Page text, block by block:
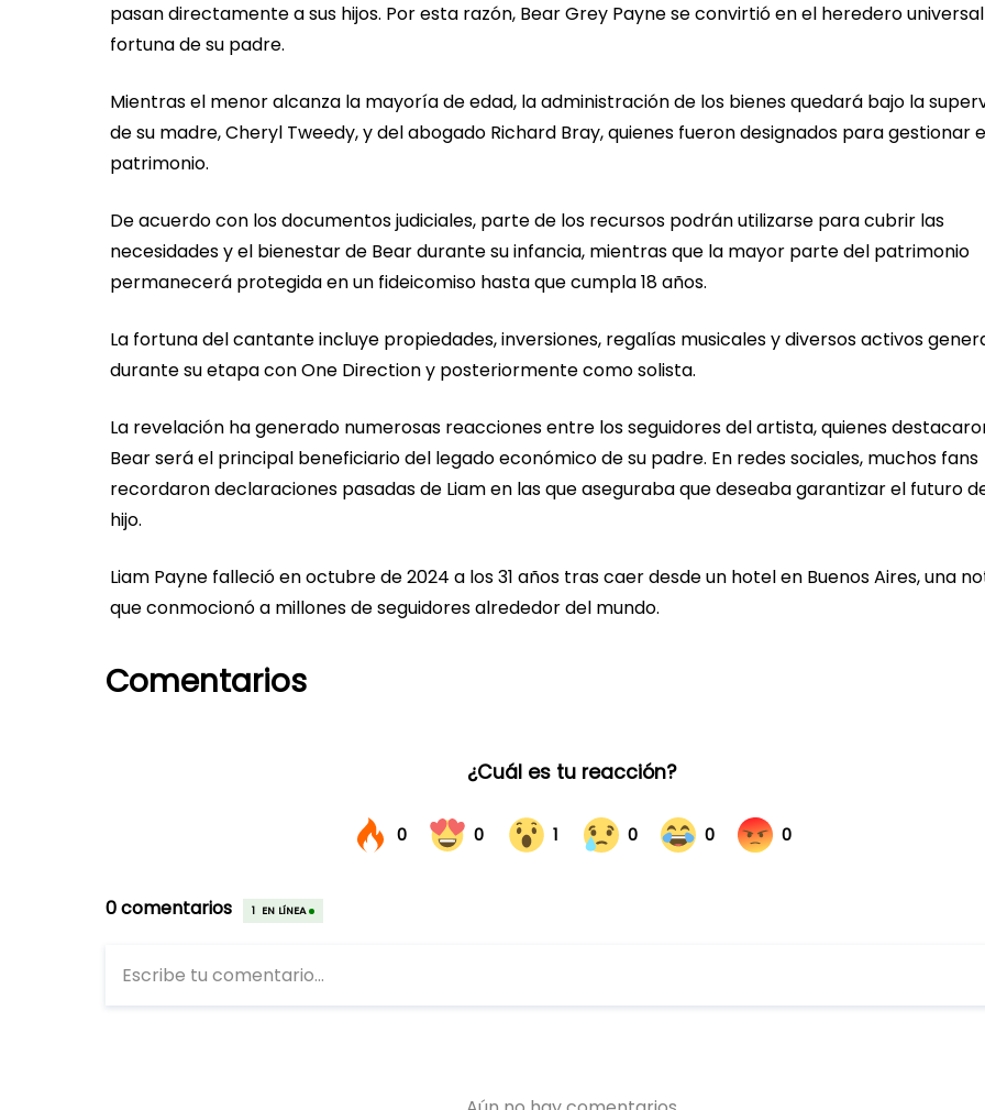
pasan directamente a sus hijos. Por esta razón, Bear Grey Payne se convirtió en el heredero
fortuna de su padre.
Mientras el menor alcanza la mayoría de edad, la administración de los bienes quedará bajo la
de su madre, Cheryl Tweedy, y del abogado Richard Bray, quienes fueron designados para gestionar
patrimonio.
De acuerdo con los documentos judiciales, parte de los recursos podrán utilizarse para cubrir las
necesidades y el bienestar de Bear durante su infancia, mientras que la mayor parte del patrimonio
permanecerá protegida en un fideicomiso hasta que cumpla 18 años.
La fortuna del cantante incluye propiedades, inversiones, regalías musicales y diversos activos
durante su etapa con One Direction y posteriormente como solista.
La revelación ha generado numerosas reacciones entre los seguidores del artista, quienes
Bear será el principal beneficiario del legado económico de su padre. En redes sociales, muchos fans
recordaron declaraciones pasadas de Liam en las que aseguraba que deseaba garantizar el futuro
hijo.
Liam Payne falleció en octubre de 2024 a los 31 años tras caer desde un hotel en Buenos Aires, una
que conmocionó a millones de seguidores alrededor del mundo.
Comentarios